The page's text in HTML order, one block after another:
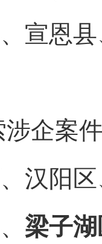
宣恩
案件
汉阳
梁子